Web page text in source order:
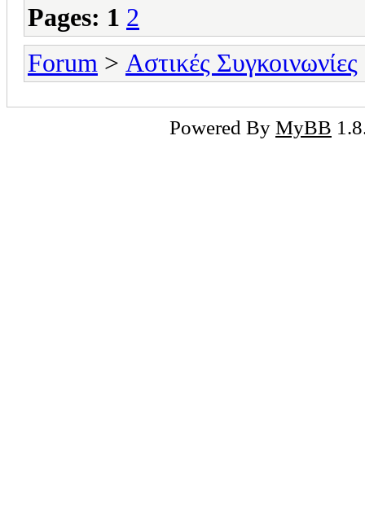
Pages: 1 2
Forum > Αστικές Συγκοινωνίες
Powered By MyBB